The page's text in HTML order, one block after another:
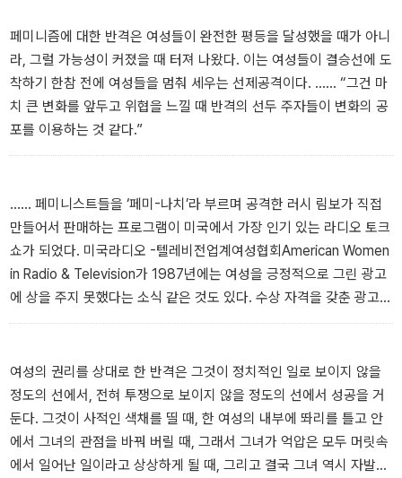
적 역풍을 해석하고 그에 맞서려는 페미니스트들에게 분석의 도구를
제공했다. 사회 변화나 정치적 변화로 인해 자신의 중요도나 영향력,
권력이 줄어든다고 느끼는 불특정 다수가 강한 정서적 반응과 함께
변화에 반발하는 현상을 가리키는 이 사회학 용어는, 『백래시』 출간
이후 페미니스트 사전에서 중요한 개념으로 자리를 잡는다.
없이 맞닥뜨린 ‘반페미니즘’ 선전전을 표층에서부터 심층까지 파고들
어 간 이 책은, 지금 여기의 한국 상황에 놀라울 정도로 변함없는 시사
점을 던진다. 한편에서 “#나는 페미니스트입니다”와 같은 페미니즘
리부트가 일어나고 다른 한편에서는 온라인상 반페미니즘 정서가 득
세하는 상황에서, 그리고 무엇보다 “페미니즘은 이것으로 충분하
판을 판본으로 삼은 것이다.
페미니즘에 대한 반격은 여성들이 완전한 평등을 달성했을 때가 아니
라, 그럴 가능성이 커졌을 때 터져 나왔다. 이는 여성들이 결승선에 도
착하기 한참 전에 여성들을 멈춰 세우는 선제공격이다. …… “그건 마
치 큰 변화를 앞두고 위협을 느낄 때 반격의 선두 주자들이 변화의 공
포를 이용하는 것 같다.”
…… 페미니스트들을 ‘페미-나치’라 부르며 공격한 러시 림보가 직접
만들어서 판매하는 프로그램이 미국에서 가장 인기 있는 라디오 토크
쇼가 되었다. 미국라디오 -텔레비전업계여성협회American Women
in Radio & Television가 1987년에는 여성을 긍정적으로 그린 광고
에 상을 주지 못했다는 소식 같은 것도 있다. 수상 자격을 갖춘 광고를
찾을 수가 없었기 때문이었다.
여성의 권리를 상대로 한 반격은 그것이 정치적인 일로 보이지 않을
정도의 선에서, 전혀 투쟁으로 보이지 않을 정도의 선에서 성공을 거
둔다. 그것이 사적인 색채를 띨 때, 한 여성의 내부에 똬리를 틀고 안
에서 그녀의 관점을 바꿔 버릴 때, 그래서 그녀가 억압은 모두 머릿속
에서 일어난 일이라고 상상하게 될 때, 그리고 결국 그녀 역시 자발적